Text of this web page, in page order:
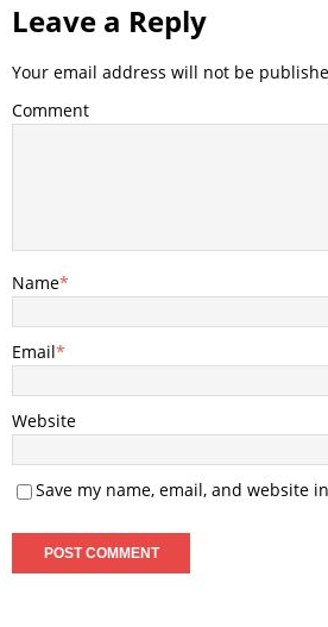
Leave a Reply
Your email address will not be
Comment
Name*
Email*
Website
Save my name, email, and website